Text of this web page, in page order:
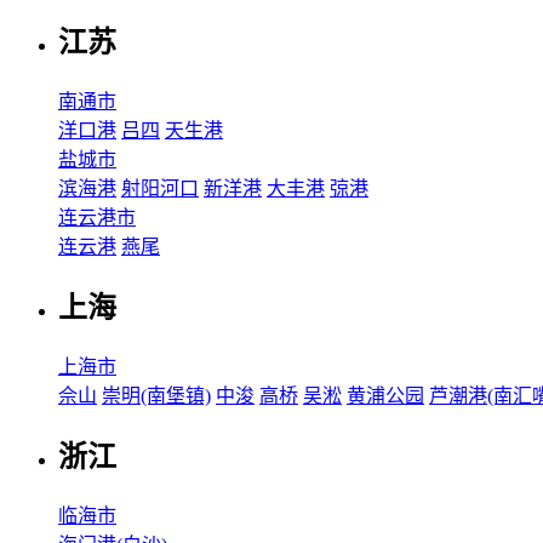
江苏
南通市
洋口港 吕四 天生港
盐城市
滨海港 射阳河口 新洋港 大丰港 弶港
连云港市
连云港 燕尾
上海
上海市
佘山 崇明(南堡镇) 中浚 高桥 吴淞 黄浦公园 芦潮港(南汇
浙江
临海市